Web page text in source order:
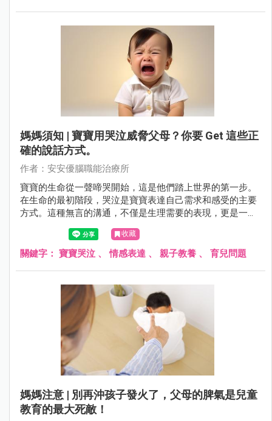
媽媽須知 | 寶寶用哭泣威脅父母？你要 Get 這些正
確的說話方式。
作者：安安優腦職能治療所
寶寶的生命從一聲啼哭開始，這是他們踏上世界的第一步。
在生命的最初階段，哭泣是寶寶表達自己需求和感受的主要
方式。這種無言的溝通，不僅是生理需要的表現，更是一種
自我語言訓練的基礎。從每天哭累計數小時到慢慢轉變為更
為複雜的情感表達，寶寶在這個過程中不僅學會了與世界互
動，還培養了一種基本的溝通能力。然而，隨著寶寶的成
一個值得注意的階段，因為過度縱容可能導致寶寶形成哭泣
的習慣，影響到他們未來的情感表達和應對能力。
收藏
關鍵字： 寶寶哭泣 、情感表達 、 親子教養 、 育兒問題
媽媽注意 | 別再沖孩子發火了，父母的脾氣是兒童
教育的最大死敵！